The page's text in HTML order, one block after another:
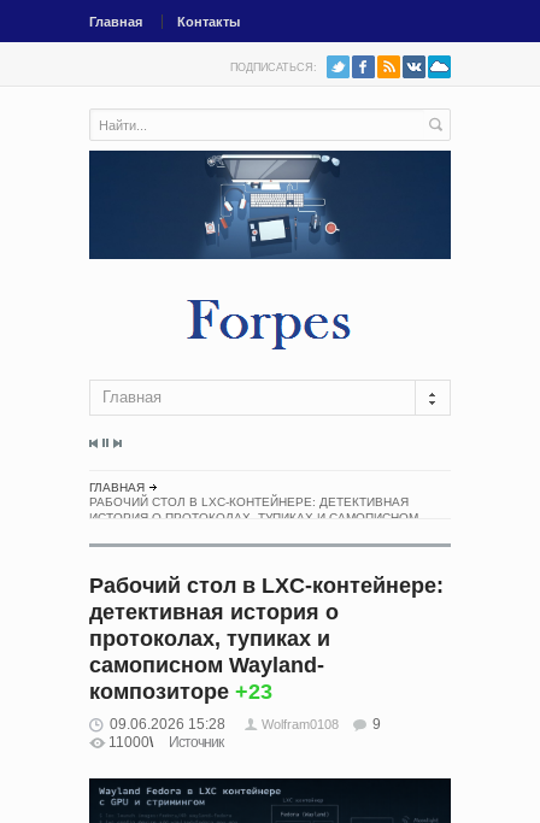
Главная Контакты
ПОДПИСАТЬСЯ:
Главная
ГЛАВНАЯ
РАБОЧИЙ СТОЛ В LXC-КОНТЕЙНЕРЕ: ДЕТЕКТИВНАЯ
ИСТОРИЯ О ПРОТОКОЛАХ, ТУПИКАХ И САМОПИСНОМ
Рабочий стол в LXC-контейнере:
детективная история о
протоколах, тупиках и
самописном Wayland-
композиторе +23
09.06.2026 15:28 Wolfram0108
9
11000
Источник